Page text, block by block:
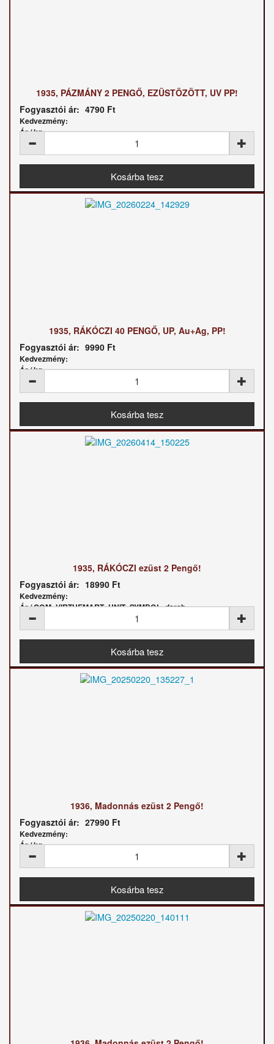
1935, PÁZMÁNY 2 PENGŐ, EZÜSTÖZÖTT, UV PP!
Fogyasztói ár: 4790 Ft
Kedvezmény:
Ár / kg:
1935, RÁKÓCZI 40 PENGŐ, UP, Au+Ag, PP!
Fogyasztói ár: 9990 Ft
Kedvezmény:
Ár / kg:
1935, RÁKÓCZI ezüst 2 Pengő!
Fogyasztói ár: 18990 Ft
Kedvezmény:
Ár / COM_VIRTUEMART_UNIT_SYMBOL_darab:
1936, Madonnás ezüst 2 Pengő!
Fogyasztói ár: 27990 Ft
Kedvezmény:
Ár / kg: